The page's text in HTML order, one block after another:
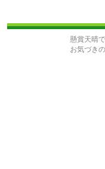
懸賞天晴
お気づき